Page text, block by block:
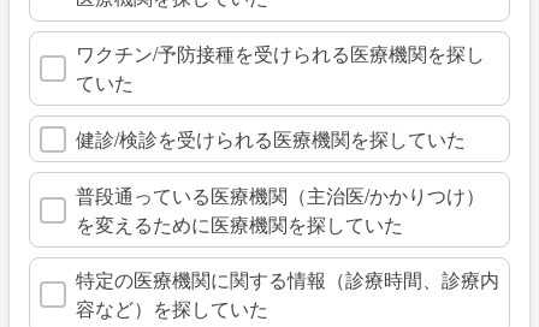
ワクチン/予防接種を受けられる医療機関を探し
ていた
健診/検診を受けられる医療機関を探していた
普段通っている医療機関（主治医/かかりつけ）
を変えるために医療機関を探していた
特定の医療機関に関する情報（診療時間、診療内
容など）を探していた